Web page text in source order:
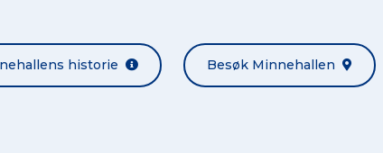
historie Besøk Minnehallen